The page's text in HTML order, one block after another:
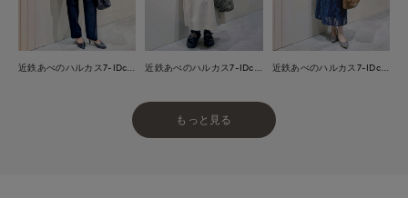
もっと見る